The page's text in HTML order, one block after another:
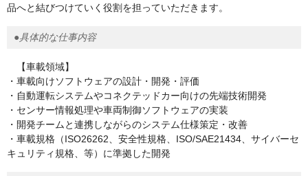
品へと結びつけていく役割を担っていただきます。
●具体的な仕事内容
【車載領域】
・車載向けソフトウェアの設計・開発・評価
・自動運転システムやコネクテッドカー向けの先端技術開発
・センサー情報処理や車両制御ソフトウェアの実装
・開発チームと連携しながらのシステム仕様策定・改善
・車載規格（ISO26262、安全性規格、ISO/SAE21434、サイバーセ
キュリティ規格、等）に準拠した開発